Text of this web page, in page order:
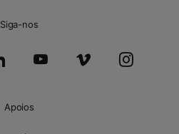
Siga-nos
Apoios